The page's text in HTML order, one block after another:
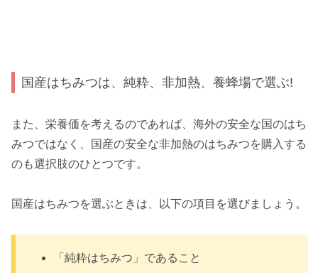
国産はちみつは、純粋、非加熱、養蜂場で選ぶ!
また、栄養価を考えるのであれば、海外の安全な国のはち
みつではなく、国産の安全な非加熱のはちみつを購入する
のも選択肢のひとつです。
国産はちみつを選ぶときは、以下の項目を選びましょう。
「純粋はちみつ」であること